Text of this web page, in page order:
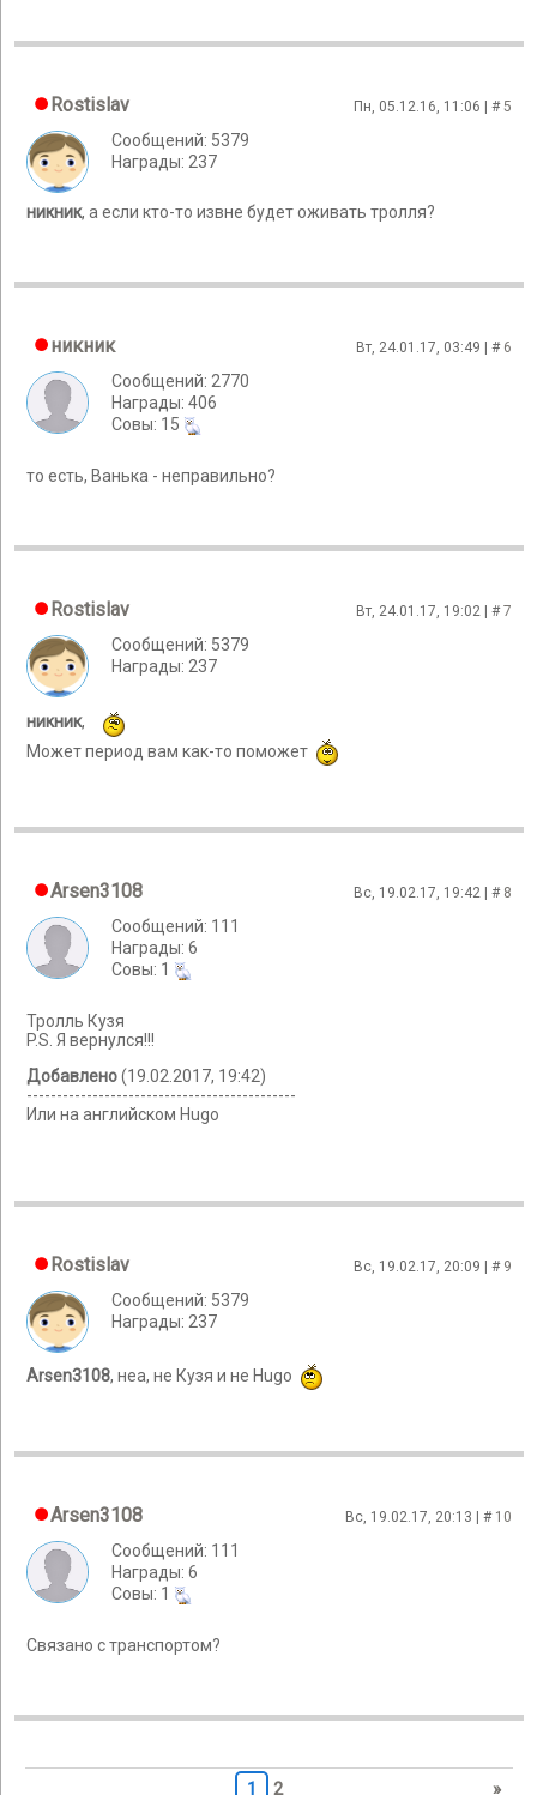
Rostislav Пн, 05.12.16, 11:06 | #5
Сообщений: 5379
Награды: 237
никник, а если кто-то извне будет оживать тролля?
никник Вт, 24.01.17, 03:49 | # 6
Сообщений: 2770
Награды: 406
Cовы: 15
то есть, Ванька - неправильно?
Rostislav Вт, 24.01.17, 19:02 | #7
Сообщений: 5379
Награды: 237
никник,
Может период вам как-то поможет
Arsen3108 Вс, 19.02.17, 19:42 | # 8
Сообщений: 111
Награды: 6
Cовы: 1
Тролль Кузя
P.S. Я вернулся!!!
Добавлено(19.02.2017, 19:42)
---------------------------------------------
Или на английском Hugo
Rostislav Вс, 19.02.17, 20:09 | # 9
Сообщений: 5379
Награды: 237
Arsen3108, неа, не Кузя и не Hugo
Arsen3108 Вс, 19.02.17, 20:13 | # 10
Сообщений: 111
Награды: 6
Cовы: 1
Связано с транспортом?
1 2 »